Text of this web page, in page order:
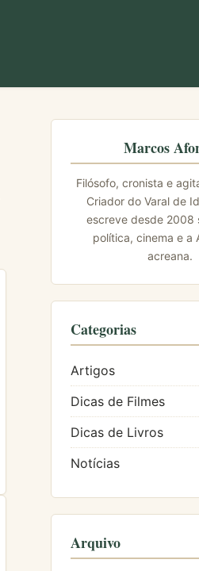
Marcos
Filósofo, cronista e
Criador do Varal de
escreve desde 2008
política, cinema e a
acreana.
Categorias
Artigos
Dicas de Filmes
Dicas de Livros
Notícias
Arquivo